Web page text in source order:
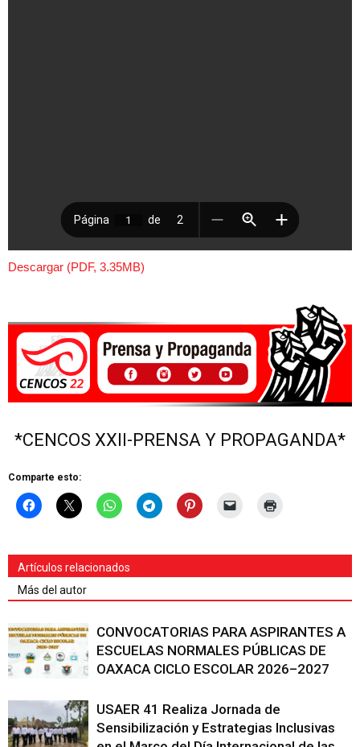
Descargar (PDF, 3.35MB)
*CENCOS XXII-PRENSA Y PROPAGANDA*
Comparte esto:
Artículos relacionados
Más del autor
CONVOCATORIAS PARA ASPIRANTES A
ESCUELAS NORMALES PÚBLICAS DE
OAXACA CICLO ESCOLAR 2026–2027
USAER 41 Realiza Jornada de
Sensibilización y Estrategias Inclusivas